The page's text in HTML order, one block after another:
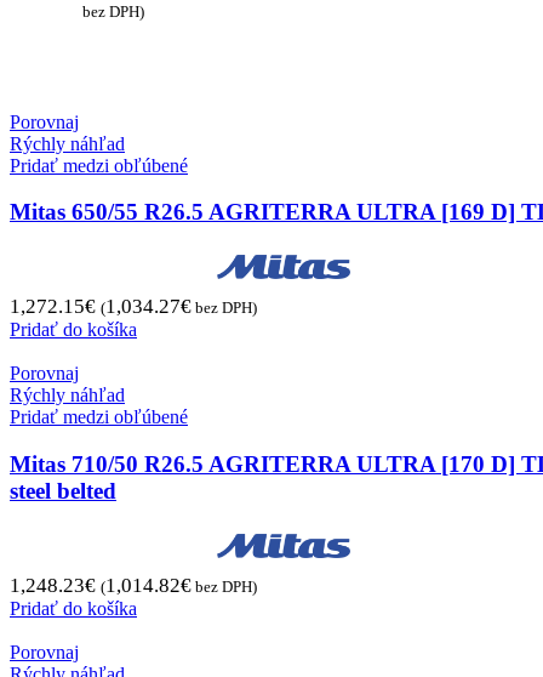
bez DPH)
Porovnaj
Rýchly náhľad
Pridať medzi obľúbené
Mitas 650/55 R26.5 AGRITERRA ULTRA [169 D]
1,272.15€ (1,034.27€ bez DPH)
Pridať do košíka
Porovnaj
Rýchly náhľad
Pridať medzi obľúbené
Mitas 710/50 R26.5 AGRITERRA ULTRA [170 D]
steel belted
1,248.23€ (1,014.82€ bez DPH)
Pridať do košíka
Porovnaj